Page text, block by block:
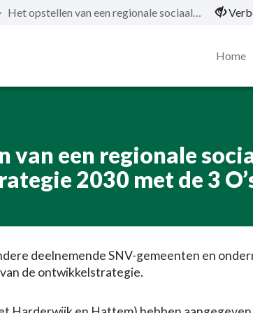
Het opstellen van een regionale sociaaleconomische ontwikkelstrategie 2030 met de 3 O’s.
Home
van een regionale
2030 met de 3
deelnemende SNV-gemeenten en
de ontwikkelstrategie.